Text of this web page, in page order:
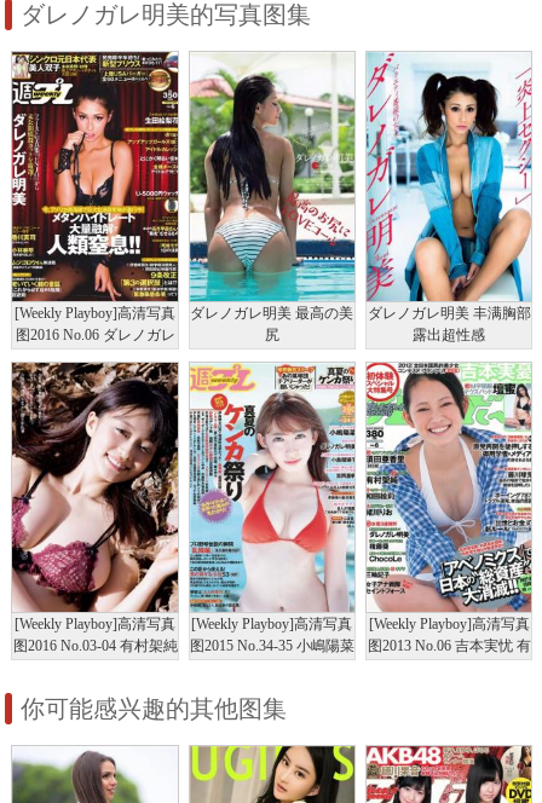
ダレノガレ明美的写真图集
[Weekly Playboy]高清写真
图2016 No.06 ダレノガレ
絵梨花 白石あさえ 古川
いおり [22P]高清写真图
ダレノガレ明美 最高の美
尻
ダレノガレ明美 丰满胸部
露出超性感
[Weekly Playboy]高清写真
图2016 No.03-04 有村架純
玲奈 紗倉まな 川村ゆき
[Weekly Playboy]高清写真
图2015 No.34-35 小嶋陽菜
倉まな
[Weekly Playboy]高清写真
图2013 No.06 吉本実忧 有
你可能感兴趣的其他图集